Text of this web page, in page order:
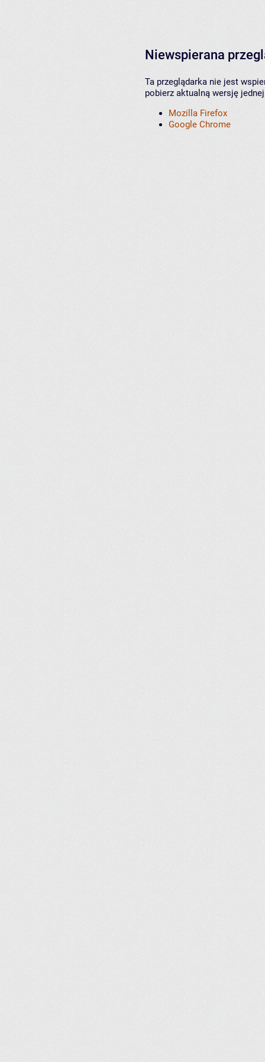
Niewspierana
Ta przeglądarka nie jest
pobierz aktualną wersję
Mozilla Firefox
Google Chrome